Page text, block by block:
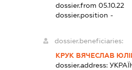
dossier.from 05.10.22
dossier.position -
dossier.beneficiaries:
КРУК ВЯЧЕСЛАВ
dossier.address: